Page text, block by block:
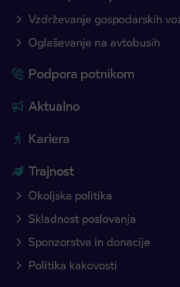
Vzdrževanje gospodarskih
Oglaševanje na avtobusih
Podpora potnikom
Aktualno
Kariera
Trajnost
Okoljska politika
Skladnost poslovanja
Sponzorstva in donacije
Politika kakovosti